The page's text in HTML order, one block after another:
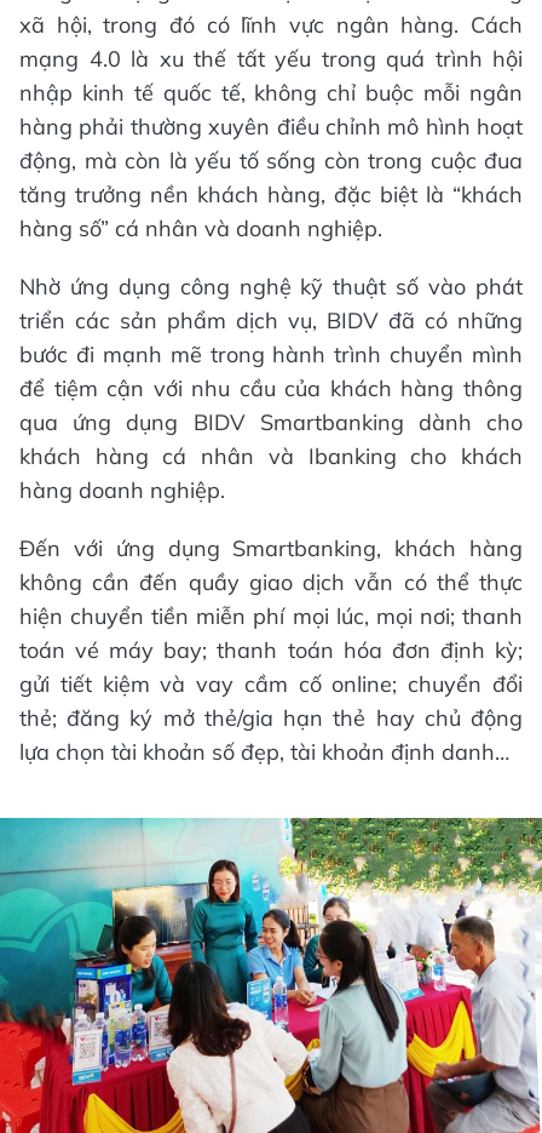
xã hội, trong đó có lĩnh vực ngân hàng. Cách
mạng 4.0 là xu thế tất yếu trong quá trình hội
nhập kinh tế quốc tế, không chỉ buộc mỗi ngân
hàng phải thường xuyên điều chỉnh mô hình hoạt
động, mà còn là yếu tố sống còn trong cuộc đua
tăng trưởng nền khách hàng, đặc biệt là “khách
hàng số” cá nhân và doanh nghiệp.
Nhờ ứng dụng công nghệ kỹ thuật số vào phát
triển các sản phẩm dịch vụ, BIDV đã có những
bước đi mạnh mẽ trong hành trình chuyển mình
để tiệm cận với nhu cầu của khách hàng thông
qua ứng dụng BIDV Smartbanking dành cho
khách hàng cá nhân và Ibanking cho khách
hàng doanh nghiệp.
Đến với ứng dụng Smartbanking, khách hàng
không cần đến quầy giao dịch vẫn có thể thực
hiện chuyển tiền miễn phí mọi lúc, mọi nơi; thanh
toán vé máy bay; thanh toán hóa đơn định kỳ;
gửi tiết kiệm và vay cầm cố online; chuyển đổi
thẻ; đăng ký mở thẻ/gia hạn thẻ hay chủ động
lựa chọn tài khoản số đẹp, tài khoản định danh…